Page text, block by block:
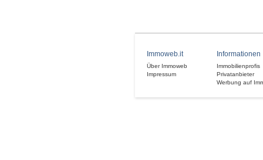
Immoweb.it
Über Immoweb
Impressum
Informationen
Immobilienprofis
Privatanbieter
Werbung auf